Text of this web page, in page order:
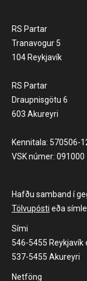
RS Partar
Tranavogur 5
104 Reykjavík
RS Partar
Draupnisgötu 6
603 Akureyri
Kennitala: 570506-
VSK númer: 091000
Hafðu samband í
Tölvupósti eða
Sími
546-5455 Reykjavík
537-5455 Akureyri
Netföng